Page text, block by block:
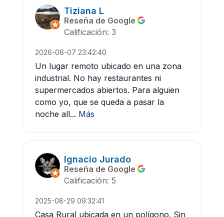
Tiziana L
Reseña de Google
Calificación: 3
2026-06-07 23:42:40
Un lugar remoto ubicado en una zona
industrial. No hay restaurantes ni
supermercados abiertos. Para alguien
como yo, que se queda a pasar la
noche all... Más
Ignacio Jurado
Reseña de Google
Calificación: 5
2025-08-29 09:32:41
Casa Rural ubicada en un polígono. Sin